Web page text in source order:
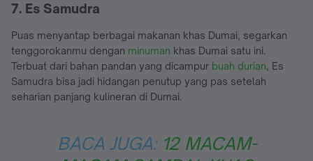
7. Es Samudra
Puas menyantap berbagai makanan khas Dumai, segarkan
tenggorokanmu dengan minuman khas Dumai satu ini.
Terbuat dari bahan pandan yang dicampur buah durian, Es
Samudra bisa jadi hidangan penutup yang pas setelah
seharian panjang kulineran di Dumai.
BACA JUGA: 12 MACAM-